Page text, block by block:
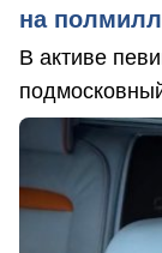
на
В активе